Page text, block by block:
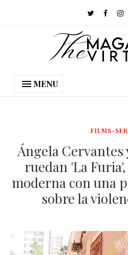
MENU
FILMS-
Ángela
ruedan 'La
moderna con una
sobre la